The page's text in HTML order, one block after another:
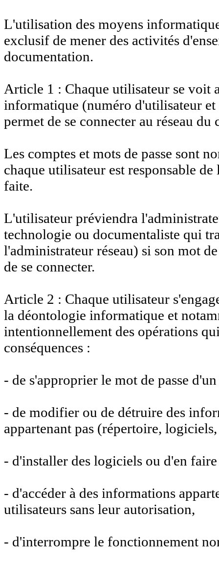
L'utilisation des moyens
exclusif de mener des activités
documentation.
Article 1 : Chaque utilisateur se voit
informatique (numéro d'utilisateur
permet de se connecter au réseau du
Les comptes et mots de passe sont
chaque utilisateur est responsable
faite.
L'utilisateur préviendra
technologie ou documentaliste qui
l'administrateur réseau) si son mot
de se connecter.
Article 2 : Chaque utilisateur
la déontologie informatique et
intentionnellement des opérations
conséquences :
- de s'approprier le mot de passe
- de modifier ou de détruire des
appartenant pas (répertoire,
- d'installer des logiciels ou d'en
- d'accéder à des informations
utilisateurs sans leur autorisation,
- d'interrompre le fonctionnement